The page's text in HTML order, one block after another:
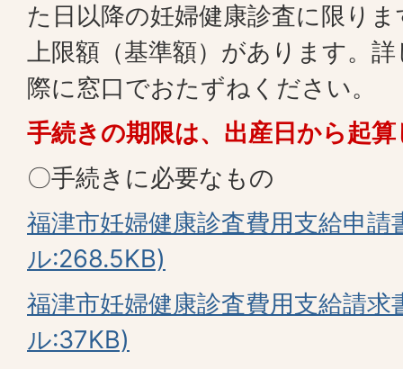
た日以降の妊婦健康診査に限り
上限額（基準額）があります。
際に窓口でおたずねください。
手続きの期限は、出産日から起
〇手続きに必要なもの
福津市妊婦健康診査費用支給申
ル:268.5KB)
福津市妊婦健康診査費用支給請
ル:37KB)